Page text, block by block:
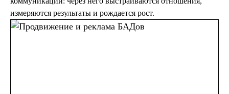
измеряются результаты и рождается рост.